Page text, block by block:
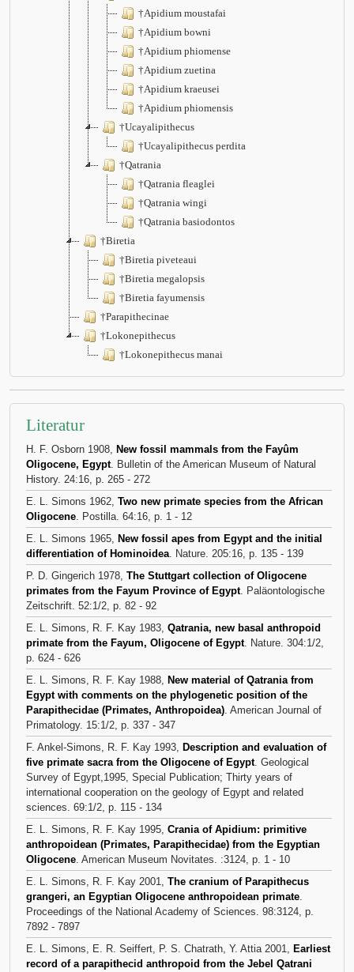
†Apidium moustafai
†Apidium bowni
†Apidium phiomense
†Apidium zuetina
†Apidium kraeusei
†Apidium phiomensis
†Ucayalipithecus
†Ucayalipithecus perdita
†Qatrania
†Qatrania fleaglei
†Qatrania wingi
†Qatrania basiodontos
†Biretia
†Biretia piveteaui
†Biretia megalopsis
†Biretia fayumensis
†Parapithecinae
†Lokonepithecus
†Lokonepithecus manai
Literatur
H. F. Osborn 1908, New fossil mammals from the Fayûm
Oligocene, Egypt. Bulletin of the American Museum of Natural
History. 24:16, p. 265 - 272
E. L. Simons 1962, Two new primate species from the African
Oligocene. Postilla. 64:16, p. 1 - 12
E. L. Simons 1965, New fossil apes from Egypt and the initial
differentiation of Hominoidea. Nature. 205:16, p. 135 - 139
P. D. Gingerich 1978, The Stuttgart collection of Oligocene
primates from the Fayum Province of Egypt. Paläontologische
Zeitschrift. 52:1/2, p. 82 - 92
E. L. Simons, R. F. Kay 1983, Qatrania, new basal anthropoid
primate from the Fayum, Oligocene of Egypt. Nature. 304:1/2,
p. 624 - 626
E. L. Simons, R. F. Kay 1988, New material of Qatrania from
Egypt with comments on the phylogenetic position of the
Parapithecidae (Primates, Anthropoidea). American Journal of
Primatology. 15:1/2, p. 337 - 347
F. Ankel-Simons, R. F. Kay 1993, Description and evaluation of
five primate sacra from the Oligocene of Egypt. Geological
Survey of Egypt,1995, Special Publication; Thirty years of
international cooperation on the geology of Egypt and related
sciences. 69:1/2, p. 115 - 134
E. L. Simons, R. F. Kay 1995, Crania of Apidium: primitive
anthropoidean (Primates, Parapithecidae) from the Egyptian
Oligocene. American Museum Novitates. :3124, p. 1 - 10
E. L. Simons, R. F. Kay 2001, The cranium of Parapithecus
grangeri, an Egyptian Oligocene anthropoidean primate.
Proceedings of the National Academy of Sciences. 98:3124, p.
7892 - 7897
E. L. Simons, E. R. Seiffert, P. S. Chatrath, Y. Attia 2001, Earliest
record of a parapithecid anthropoid from the Jebel Qatrani